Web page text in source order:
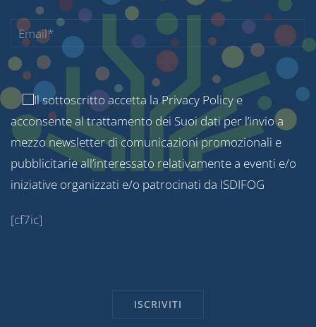
Il sottoscritto accetta laPrivacy Policy e
acconsente al trattamento dei Suoi dati per l’invio a
mezzo newsletter di comunicazioni promozionali e
pubblicitarie all’interessato relativamente a eventi e/o
iniziative organizzati e/o patrocinati da ISDIFOG
[cf7ic]